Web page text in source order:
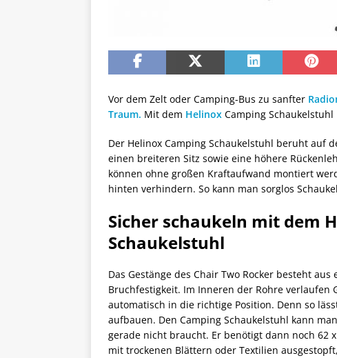
Vor dem Zelt oder Camping-Bus zu sanfter
Traum. Mit dem Helinox Camping
Der Helinox Camping Schaukelstuhl beruht auf
einen breiteren Sitz sowie eine höhere
können ohne großen Kraftaufwand montiert
hinten verhindern. So kann man sorglos
Sicher schaukeln mit dem
Schaukelstuhl
Das Gestänge des Chair Two Rocker besteht
Bruchfestigkeit. Im Inneren der Rohre verlaufen
automatisch in die richtige Position. Denn so
aufbauen. Den Camping Schaukelstuhl kann
gerade nicht braucht. Er benötigt dann noch 62
mit trockenen Blättern oder Textilien